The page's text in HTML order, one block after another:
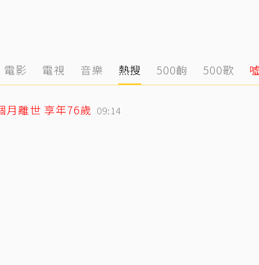
電影 電視 音樂 熱搜 500齣 500歌
月離世 享年76歲 09:14